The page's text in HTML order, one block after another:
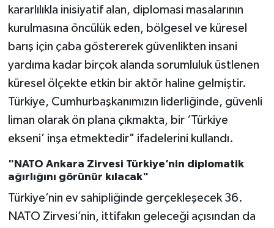
kararlılıkla inisiyatif alan, diplomasi masalarının
kurulmasına öncülük eden, bölgesel ve küresel
barış için çaba göstererek güvenlikten insani
yardıma kadar birçok alanda sorumluluk üstlenen
küresel ölçekte etkin bir aktör haline gelmiştir.
Türkiye, Cumhurbaşkanımızın liderliğinde, güvenli
liman olarak ön plana çıkmakta, bir ‘Türkiye
ekseni’ inşa etmektedir" ifadelerini kullandı.
"NATO Ankara Zirvesi Türkiye’nin diplomatik
ağırlığını görünür kılacak"
Türkiye’nin ev sahipliğinde gerçekleşecek 36.
NATO Zirvesi’nin, ittifakın geleceği açısından da